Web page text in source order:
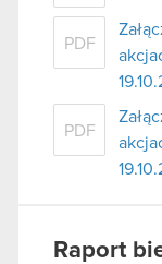
PDF
PDF
Raport